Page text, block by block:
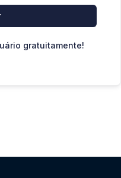
gratuitamente!